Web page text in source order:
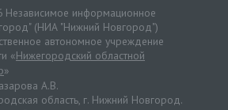
информационное
(НИА "Нижний Новгород")
автономное учреждение
«Нижегородский областной
»
А.В.
область, г. Нижний Новгород.